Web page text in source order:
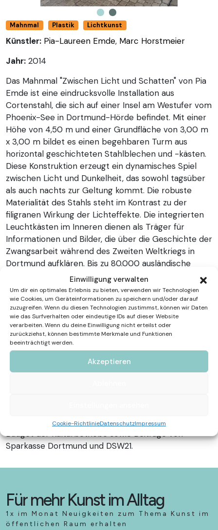
Einwilligung verwalten
Um dir ein optimales Erlebnis zu bieten, verwenden wir Technologien
wie Cookies, um Geräteinformationen zu speichern und/oder darauf
zuzugreifen. Wenn du diesen Technologien zustimmst, können wir Daten
wie das Surfverhalten oder eindeutige IDs auf dieser Website
verarbeiten. Wenn du deine Einwilligung nicht erteilst oder
zurückziehst, können bestimmte Merkmale und Funktionen
beeinträchtigt werden.
Akzeptieren
Cookie-RichtlinieDatenschutzImpressum
Mahnmal Plastik Lichtkunst
Künstler: Pia-Laureen Emde, Marc Horstmeier
Jahr: 2014
Das Mahnmal "Zwischen Licht und Schatten" von Pia
Emde ist eine eindrucksvolle Installation aus
Cortenstahl, die sich auf einer Insel am Westufer vom
Phoenix-See in Dortmund-Hörde befindet. Mit einer
Höhe von 4,50 m und einer Grundfläche von 3,00 m
x 3,00 m bildet es einen begehbaren Turm aus
horizontal geschichteten Stahlblechen und -kästen.
Diese Konstruktion erzeugt ein dynamisches Spiel
zwischen Licht und Dunkelheit, das sowohl tagsüber
als auch nachts zur Geltung kommt. Die robuste
Materialität des Stahls steht im Kontrast zu der
filigranen Wirkung der Lichteffekte. Die integrierten
Leuchtkästen im Inneren dienen als Träger für
Informationen und Bilder, die über die Geschichte der
Zwangsarbeit während des Zweiten Weltkriegs in
Dortmund aufklären. Bis zu 80.000 ausländische
Zwangsarbeiter:innen wurden damals in dieser
Industriestadt ausgebeutet, wobei ein bedeutender
Teil bei der Dortmund-Hörder Hüttenunion tätig war.
Der Besuch des Mahnmals ermöglicht durch seine
begehbare Struktur eine intensive
Auseinandersetzung mit dem schweren Thema der
Zwangsarbeit – eine bewusste Entscheidung
abgeschieden vom äußeren Umfeld. Das Denkmal
wurde auf Initiative der Vereinigung der Verfolgten
belief sich auf 200.000 Euro, getragen durch das
Budget der Kulturbetriebe sowie Beiträge von
Sparkasse Dortmund und DSW21.
Für mehr Kunst im Alltag
1x im Monat Neuigkeiten zum Thema Kunst im
öffentlichen Raum erhalten